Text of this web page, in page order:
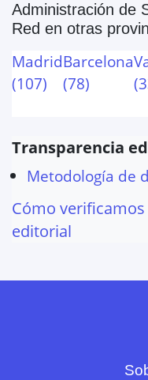
Administración de
Red en otras
Madrid
(107)
Barcelona
(78)
(
Transparencia
Metodología de
Cómo
editorial